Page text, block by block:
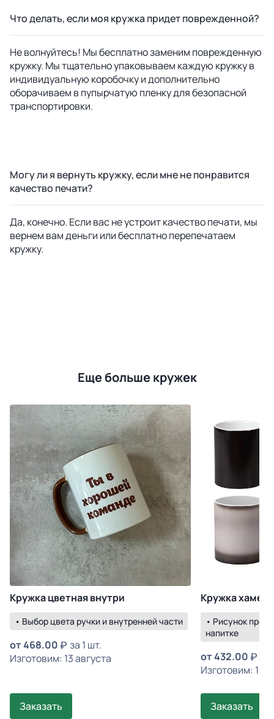
Что делать, если моя кружка придет поврежденной?
Не волнуйтесь! Мы бесплатно заменим поврежденную
кружку. Мы тщательно упаковываем каждую кружку в
индивидуальную коробочку и дополнительно
оборачиваем в пупырчатую пленку для безопасной
транспортировки.
Могу ли я вернуть кружку, если мне не понравится
качество печати?
Да, конечно. Если вас не устроит качество печати, мы
вернем вам деньги или бесплатно перепечатаем
кружку.
Еще больше кружек
Кружка цветная внутри
• Выбор цвета ручки и внутренней части
от468.00
за 1 шт.
Изготовим: 13 августа
Заказать
Кружка
• Рисунок
напитке
от432.00
Изготовим: 18
Заказать